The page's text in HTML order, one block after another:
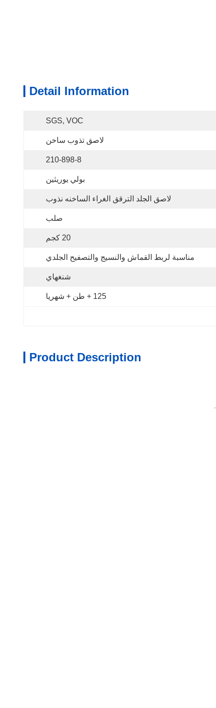
Detail Information
SGS, VOC
لاصق تذوب ساخن
210-898-8
بولي يوريثين
لاصق الجلد الترقق الغراء الساخنه نذوب
صلب
20 كجم
مناسبة لربط القماش والنسيج والتصفيح الجلدي
شنغهاي
125 + طن + شهريا
Product Description